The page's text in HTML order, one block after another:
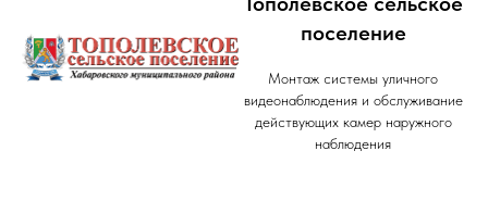
поселение
Монтаж системы уличного
видеонаблюдения и обслуживание
действующих камер наружного
наблюдения